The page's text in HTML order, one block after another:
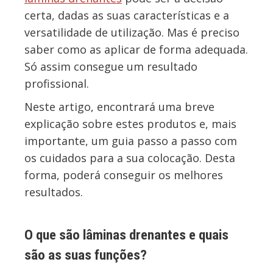
certa, dadas as suas características e a
versatilidade de utilização. Mas é preciso
saber como as aplicar de forma adequada.
Só assim consegue um resultado
profissional.
Neste artigo, encontrará uma breve
explicação sobre estes produtos e, mais
importante, um guia passo a passo com
os cuidados para a sua colocação. Desta
forma, poderá conseguir os melhores
resultados.
O que são lâminas drenantes e quais
são as suas funções?